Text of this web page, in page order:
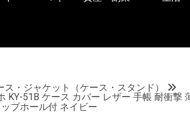
ス・ジャケット（ケース・スタンド）
KY-51B ケース カバー レザー 手帳 耐衝撃
プホール付 ネイビー